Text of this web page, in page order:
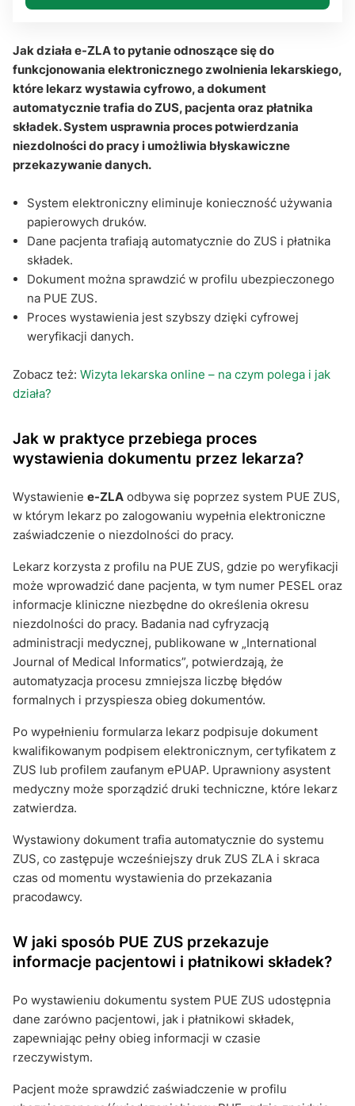
papierowego ZUS ZLA i dlaczego rozwiązanie
cyfrowe jest bezpieczniejsze?
Q&A
Jak działa e-ZLA to pytanie odnoszące się do
funkcjonowania elektronicznego zwolnienia lekarskiego,
które lekarz wystawia cyfrowo, a dokument
automatycznie trafia do ZUS, pacjenta oraz płatnika
składek. System usprawnia proces potwierdzania
niezdolności do pracy i umożliwia błyskawiczne
przekazywanie danych.
System elektroniczny eliminuje konieczność używania
papierowych druków.
Dane pacjenta trafiają automatycznie do ZUS i płatnika
składek.
Dokument można sprawdzić w profilu ubezpieczonego
na PUE ZUS.
Proces wystawienia jest szybszy dzięki cyfrowej
weryfikacji danych.
Zobacz też: Wizyta lekarska online – na czym polega i jak
działa?
Jak w praktyce przebiega proces
wystawienia dokumentu przez lekarza?
Wystawienie e-ZLA odbywa się poprzez system PUE ZUS,
w którym lekarz po zalogowaniu wypełnia elektroniczne
zaświadczenie o niezdolności do pracy.
Lekarz korzysta z profilu na PUE ZUS, gdzie po weryfikacji
może wprowadzić dane pacjenta, w tym numer PESEL oraz
informacje kliniczne niezbędne do określenia okresu
niezdolności do pracy. Badania nad cyfryzacją
administracji medycznej, publikowane w „International
Journal of Medical Informatics”, potwierdzają, że
automatyzacja procesu zmniejsza liczbę błędów
formalnych i przyspiesza obieg dokumentów.
Po wypełnieniu formularza lekarz podpisuje dokument
kwalifikowanym podpisem elektronicznym, certyfikatem z
ZUS lub profilem zaufanym ePUAP. Uprawniony asystent
medyczny może sporządzić druki techniczne, które lekarz
zatwierdza.
Wystawiony dokument trafia automatycznie do systemu
ZUS, co zastępuje wcześniejszy druk ZUS ZLA i skraca
czas od momentu wystawienia do przekazania
pracodawcy.
W jaki sposób PUE ZUS przekazuje
informacje pacjentowi i płatnikowi składek?
Po wystawieniu dokumentu system PUE ZUS udostępnia
dane zarówno pacjentowi, jak i płatnikowi składek,
zapewniając pełny obieg informacji w czasie
rzeczywistym.
Pacjent może sprawdzić zaświadczenie w profilu